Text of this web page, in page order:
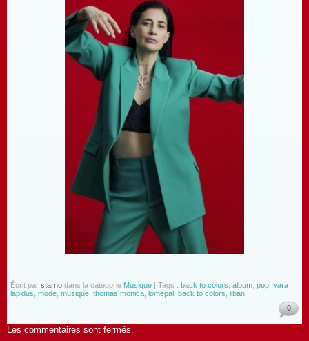
Écrit par starno dans la catégorie Musique | Tags : back to colors album pop yara
lapidus mode musique thomas monica lomepal back to colors
liban
0
Les commentaires sont fermés.